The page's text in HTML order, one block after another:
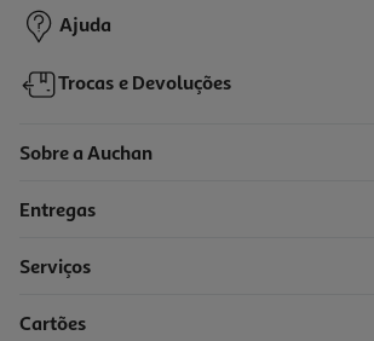
Ajuda
Trocas e Devoluções
Sobre a Auchan
Entregas
Serviços
Cartões